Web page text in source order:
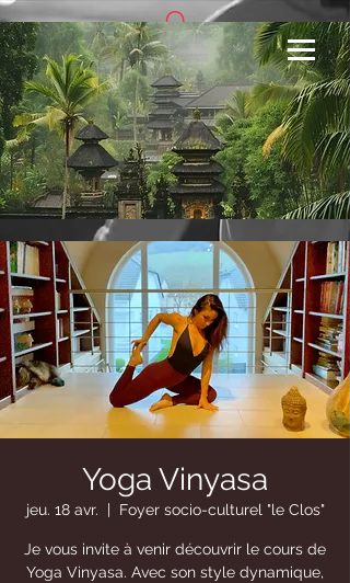
Se connecter
Yoga Vinyasa
jeu. 18 avr.
  |
Foyer socio-culturel "le Clos"
Je vous invite à venir découvrir le cours de
Yoga Vinyasa. Avec son style dynamique,